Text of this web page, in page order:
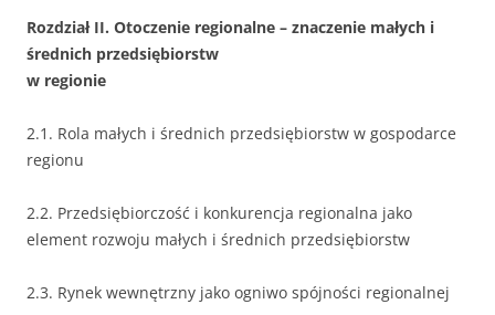
Rozdział II. Otoczenie regionalne – znaczenie małych i
średnich przedsiębiorstw
w regionie
2.1. Rola małych i średnich przedsiębiorstw w gospodarce
regionu
2.2. Przedsiębiorczość i konkurencja regionalna jako
element rozwoju małych i średnich przedsiębiorstw
2.3. Rynek wewnętrzny jako ogniwo spójności regionalnej